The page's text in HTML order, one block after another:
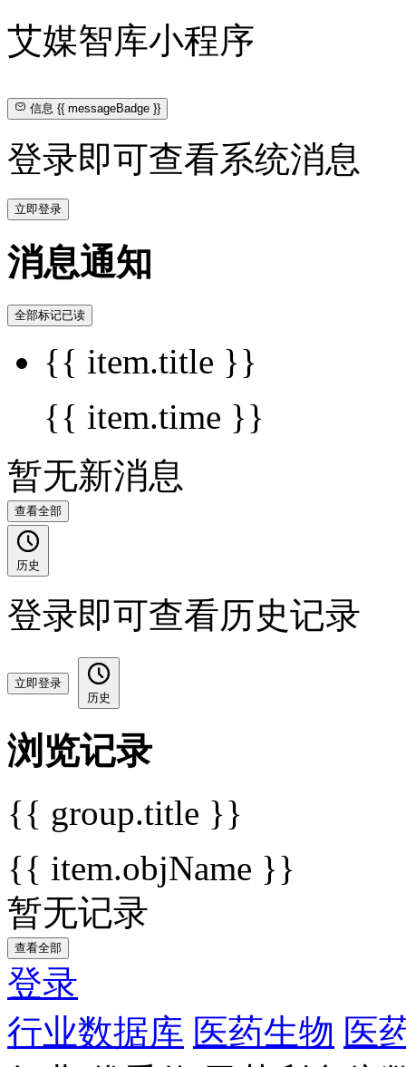
艾媒智库小程序
信息{{ messageBadge }}
登录即可查看系统消息
立即登录
消息通知
全部标记已读
{{ item.title }}
{{ item.time }}
暂无新消息
查看全部
历史
登录即可查看历史记录
立即登录
历史
浏览记录
{{ group.title }}
{{ item.objName }}
暂无记录
查看全部
登录
行业数据库 医药生物 医